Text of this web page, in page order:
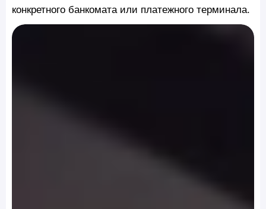
конкретного банкомата или платежного терминала.